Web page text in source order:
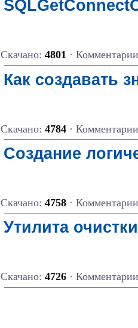
Скачано: 4801 ·
Как создавать
Скачано: 4784 ·
Создание
Скачано: 4758 ·
Утилита
Скачано: 4726 ·